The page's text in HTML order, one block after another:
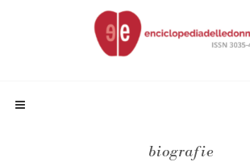
biografie